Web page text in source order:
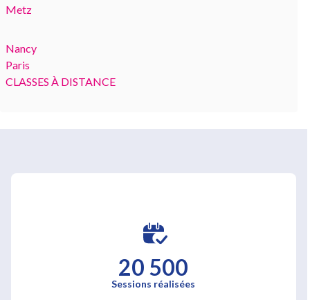
Metz
Nancy
Paris
CLASSES À DISTANCE
20 500
Sessions réalisées